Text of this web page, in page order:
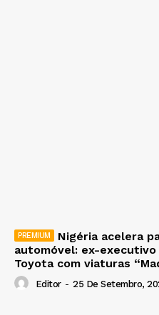
Nigéria acelera
automóvel: ex-
Toyota com viaturas
Editor - 25 De Setembro,